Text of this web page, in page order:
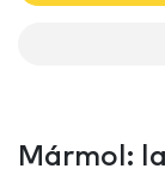
Mármol: